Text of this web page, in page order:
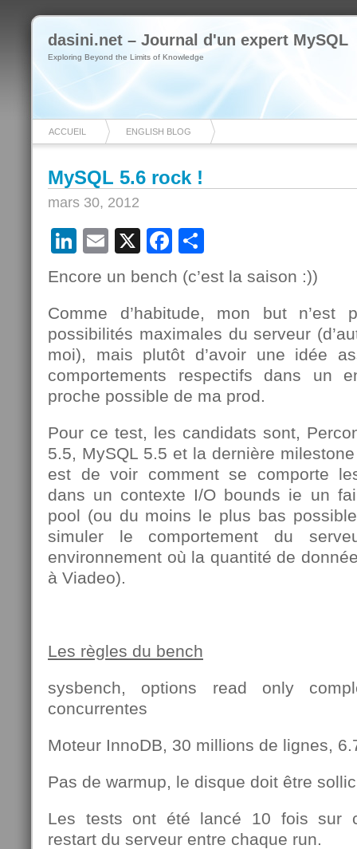
dasini.net – Journal d'un expert MySQL
Exploring Beyond the Limits of Knowledge
ACCUEIL ENGLISH BLOG
MySQL 5.6 rock !
mars 30, 2012
LinkedIn
Email
X Facebook
Encore un bench (c’est la saison :))
Comme d’habitude, mon but n’est
possibilités maximales du serveur
moi), mais plutôt d’avoir une idée
comportements respectifs dans un
proche possible de ma prod.
Pour ce test, les candidats sont,
5.5, MySQL 5.5 et la dernière
est de voir comment se comporte
dans un contexte I/O bounds ie un
pool (ou du moins le plus bas
simuler le comportement du
environnement où la quantité de
à Viadeo).
Les règles du bench
sysbench, options read only
concurrentes
Moteur InnoDB, 30 millions de lignes,
Pas de warmup, le disque doit être
Les tests ont été lancé 10 fois sur
restart du serveur entre chaque run.